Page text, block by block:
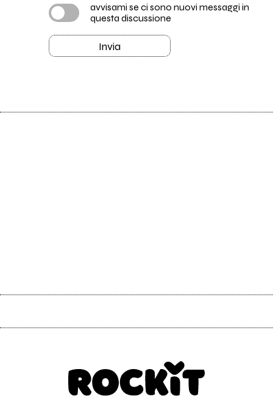
avvisami se ci sono nuovi messaggi in
questa discussione
Invia